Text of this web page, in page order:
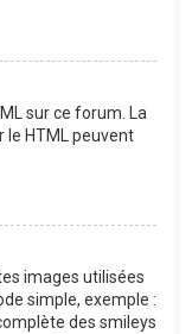
sur ce forum. La
le HTML peuvent
images utilisées
simple, exemple :
des smileys